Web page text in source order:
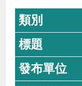
安
全
政
策